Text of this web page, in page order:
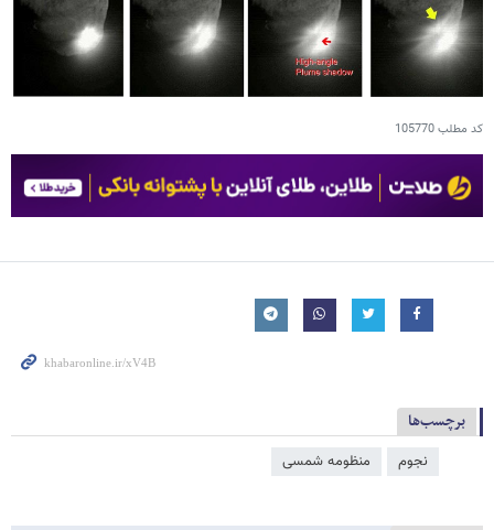
کد مطلب105770
برچسب‌ها
نجوم منظومه شمسی